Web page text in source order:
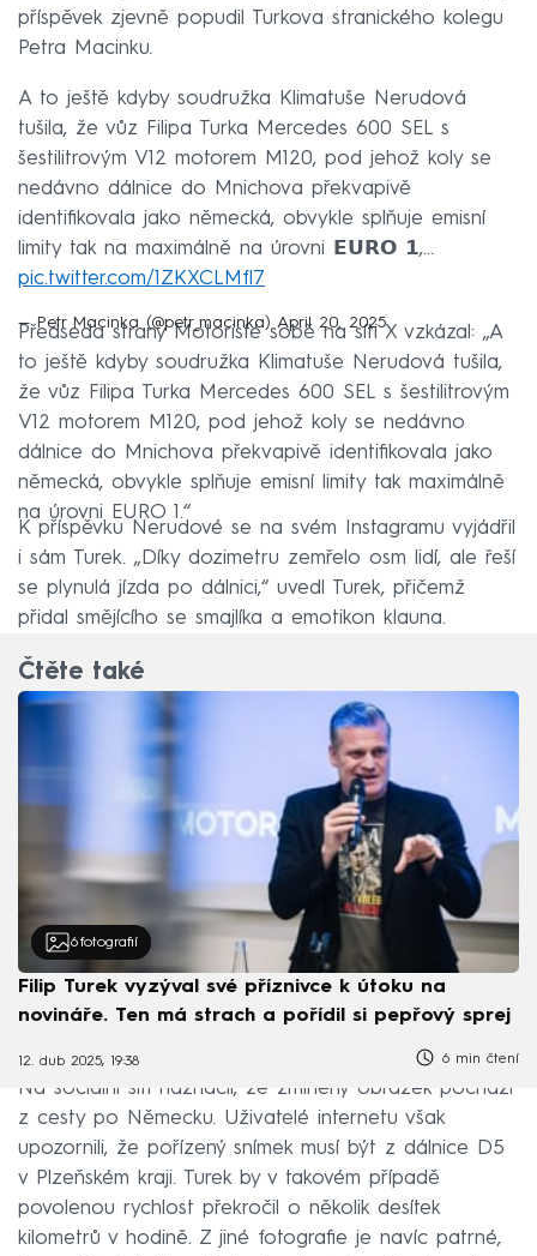
příspěvek zjevně popudil Turkova stranického kolegu
Petra Macinku.
A to ještě kdyby soudružka Klimatuše Nerudová
tušila, že vůz Filipa Turka Mercedes 600 SEL s
šestilitrovým V12 motorem M120, pod jehož koly se
nedávno dálnice do Mnichova překvapivě
identifikovala jako německá, obvykle splňuje emisní
limity tak na maximálně na úrovni 𝗘𝗨𝗥𝗢 𝟭,…
pic.twitter.com/1ZKXCLMfl7
— Petr Macinka (@petr_macinka) April 20, 2025
Předseda strany Motoristé sobě na síti X vzkázal: „A
to ještě kdyby soudružka Klimatuše Nerudová tušila,
že vůz Filipa Turka Mercedes 600 SEL s šestilitrovým
V12 motorem M120, pod jehož koly se nedávno
dálnice do Mnichova překvapivě identifikovala jako
německá, obvykle splňuje emisní limity tak maximálně
na úrovni EURO 1.“
K příspěvku Nerudové se na svém Instagramu vyjádřil
i sám Turek. „Díky dozimetru zemřelo osm lidí, ale řeší
se plynulá jízda po dálnici,“ uvedl Turek, přičemž
přidal smějícího se smajlíka a emotikon klauna.
Čtěte také
6 fotografií
Filip Turek vyzýval své příznivce k útoku na
novináře. Ten má strach a pořídil si pepřový sprej
12. dub 2025, 19:38 6 min čtení
Na sociální síti naznačil, že zmíněný obrázek pochází
z cesty po Německu. Uživatelé internetu však
upozornili, že pořízený snímek musí být z dálnice D5
v Plzeňském kraji. Turek by v takovém případě
povolenou rychlost překročil o několik desítek
kilometrů v hodině. Z jiné fotografie je navíc patrné,